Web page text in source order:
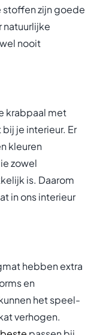
stoffen zijn goede
natuurlijke
nooit
krabpaal met
je interieur. Er
kleuren
zowel
is. Daarom
in ons interieur
hebben extra
en
het speel-
verhogen.